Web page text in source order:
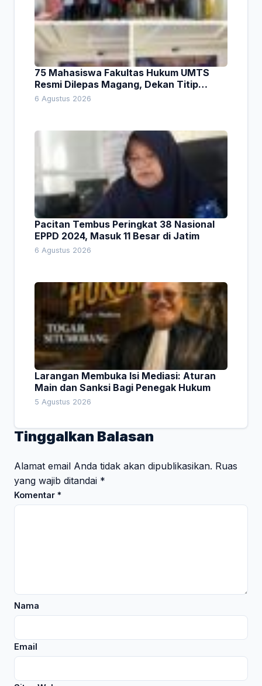
75 Mahasiswa Fakultas Hukum UMTS
Resmi Dilepas Magang, Dekan Titip
Empat Pesan Penting
6 Agustus 2026
Pacitan Tembus Peringkat 38 Nasional
EPPD 2024, Masuk 11 Besar di Jatim
6 Agustus 2026
Larangan Membuka Isi Mediasi: Aturan
Main dan Sanksi Bagi Penegak Hukum
5 Agustus 2026
Tinggalkan Balasan
Alamat email Anda tidak akan dipublikasikan. Ruas
yang wajib ditandai *
Komentar *
Nama
Email